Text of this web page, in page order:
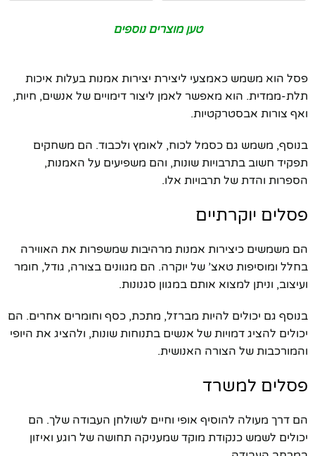
טען מוצרים נוספים
פסל הוא משמש כאמצעי ליצירת יצירות אמנות בעלות איכות
תלת-ממדית. הוא מאפשר לאמן ליצור דימויים של אנשים, חיות,
ואף צורות אבסטרקטיות.
בנוסף, משמש גם כסמל לכוח, לאומץ ולכבוד. הם משחקים
תפקיד חשוב בתרבויות שונות, והם משפיעים על האמנות,
הספרות והדת של תרבויות אלו.
פסלים יוקרתיים
הם משמשים כיצירות אמנות מרהיבות שמשפרות את האווירה
בחלל ומוסיפות טאצ’ של יוקרה. הם מגוונים בצורה, גודל, חומר
ועיצוב, וניתן למצוא אותם במגוון סגנונות.
בנוסף גם יכולים להיות מברזל, מתכת, כסף וחומרים אחרים. הם
יכולים להציג דמויות של אנשים בתנוחות שונות, ולהציג את היופי
והמורכבות של הצורה האנושית.
פסלים למשרד
הם דרך מעולה להוסיף אופי וחיים לשולחן העבודה שלך. הם
יכולים לשמש כנקודת מוקד שמעניקה תחושה של רוגע ואיזון